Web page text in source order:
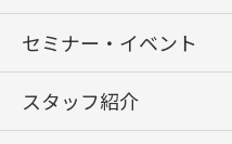
セミナー・イベント
スタッフ紹介